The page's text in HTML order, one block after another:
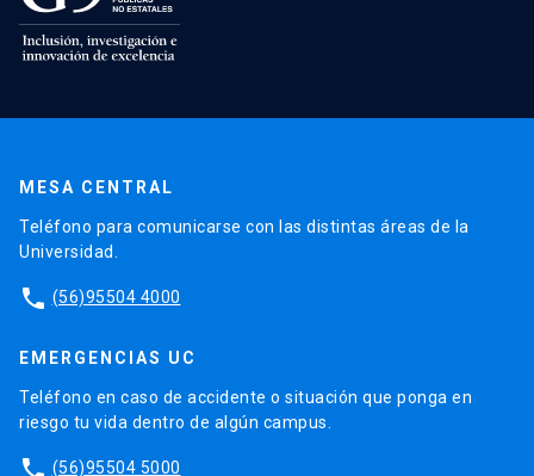
MESA CENTRAL
Teléfono para comunicarse con las distintas áreas de la
Universidad.
phone (56)95504 4000
EMERGENCIAS UC
Teléfono en caso de accidente o situación que ponga en
riesgo tu vida dentro de algún campus.
phone (56)95504 5000